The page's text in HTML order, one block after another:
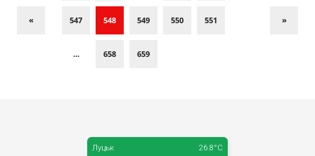
« 547 548 549 550 551
... 658 659
»